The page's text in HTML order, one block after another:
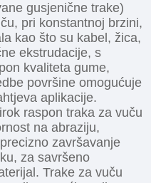
gusjenične trake)
pri konstantnoj brzini,
kao što su kabel, žica,
ekstrudacije, s
kvaliteta gume,
površine omogućuje
aplikacije.
raspon traka za vuču
na abraziju,
završavanje
za savršeno
Trake za vuču